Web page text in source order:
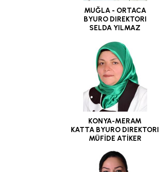
MUĞLA - ORTACA
BYURO DIREKTORI
SELDA YILMAZ
KONYA-MERAM
KATTA BYURO DIREKTORI
MÜFİDE ATİKER